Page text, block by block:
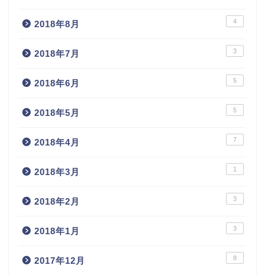
2018年8月 4
2018年7月 3
2018年6月 5
2018年5月 5
2018年4月 7
2018年3月 1
2018年2月 3
2018年1月 3
2017年12月 8